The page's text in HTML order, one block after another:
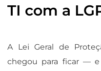
TI com a
A Lei Geral de
chegou para ficar —